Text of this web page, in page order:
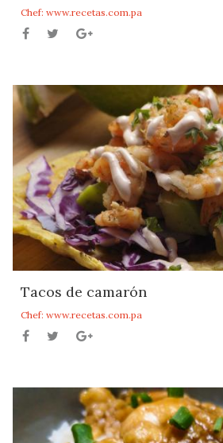
Chef: www.recetas.com.pa
Tacos de camarón
Chef: www.recetas.com.pa